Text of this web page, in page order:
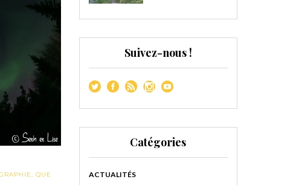
,QUE
Suivez-nous !
Catégories
ACTUALITÉS